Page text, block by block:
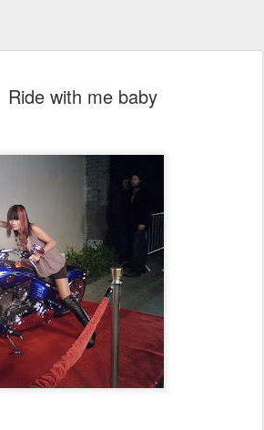
Ride with me baby